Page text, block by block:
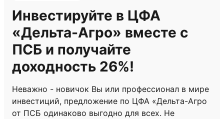
Инвестируйте в ЦФА
«Дельта-Агро» вместе с
ПСБ и получайте
доходность 26%!
Неважно - новичок Вы или профессионал в мире
инвестиций, предложение по ЦФА «Дельта-Агро
от ПСБ одинаково выгодно для всех. Не